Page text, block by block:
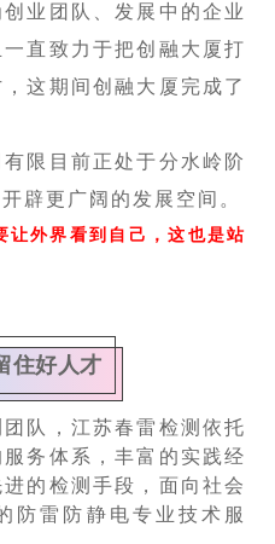
业团队、发展中的企业
直致力于把创融大厦打
这期间创融大厦完成了
限目前正处于分水岭阶
辟更广阔的发展空间。
让外界看到自己，这也是站
住好人才
队，江苏春雷检测依托
务体系，丰富的实践经
的检测手段，面向社会
防雷防静电专业技术服